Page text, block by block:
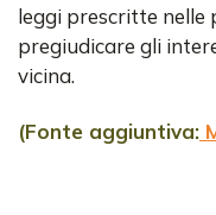
leggi prescritte nelle
pregiudicare gli
vicina.
(Fonte aggiuntiva: